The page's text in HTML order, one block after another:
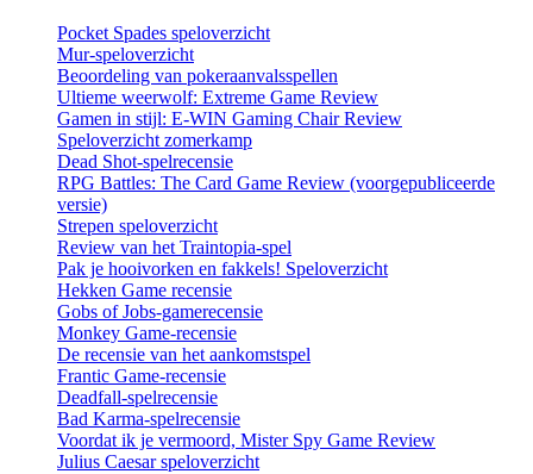
Pocket Spades speloverzicht
Mur-speloverzicht
Beoordeling van pokeraanvalsspellen
Ultieme weerwolf: Extreme Game Review
Gamen in stijl: E-WIN Gaming Chair Review
Speloverzicht zomerkamp
Dead Shot-spelrecensie
RPG Battles: The Card Game Review (voorgepubliceerde
versie)
Strepen speloverzicht
Review van het Traintopia-spel
Pak je hooivorken en fakkels! Speloverzicht
Hekken Game recensie
Gobs of Jobs-gamerecensie
Monkey Game-recensie
De recensie van het aankomstspel
Frantic Game-recensie
Deadfall-spelrecensie
Bad Karma-spelrecensie
Voordat ik je vermoord, Mister Spy Game Review
Julius Caesar speloverzicht